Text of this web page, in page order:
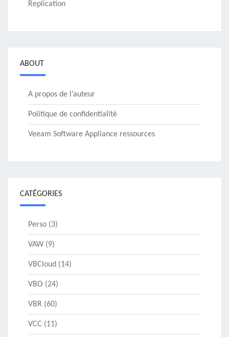
Replication
ABOUT
A propos de l’auteur
Politique de confidentialité
Veeam Software Appliance ressources
CATÉGORIES
Perso (3)
VAW (9)
VBCloud (14)
VBO (24)
VBR (60)
VCC (11)